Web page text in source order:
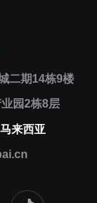
二期14栋9楼
园2栋8层
来西亚